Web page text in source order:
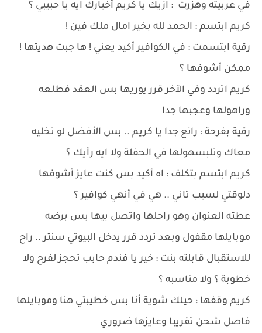
في عربيته وهزرت : ازيك يا كريم أخبارك ايه يا حبيبي ؟
كريم ابتسم : الحمد لله بخير امال ملك فين !
رقية ابتسمت : في الكوافير أكيد يعني ! ها جبت هديتها !
ممكن أشوفها ؟
كريم اتردد وفي الآخر قرر يوريها بس العقد فطلعه
وراهولها وعجبها جدا
رقية بفرحة : رائع جدا يا كريم .. بس الأفضل لو تخليه
معاك وتلبسهولها في الحفلة ولا ايه رأيك ؟
كريم ابتسم بتكلف : اه أكيد بس كنت عايز أشوفها
دلوقتي لسبب تاني .. هي في أنهي كوافير ؟
عطته العنوان وهو راحلها واتصل بيها بس برضه
موبايلها مقفول وبعد تردد قرر يدخل البيوتي سنتر .. راح
للاستقبال قابلته بنت : خير يا فندم حابب تحجز لفرح ولا
خطوبة ؟ ولا مناسبه ؟
كريم وقفها : حيلك شوية أنا بس خطيبتي هنا وموبايلها
فاصل شحن تقريبا وعايزها ضروري